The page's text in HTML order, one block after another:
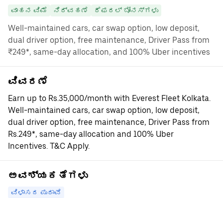
ವಾಹನ ವಿಮೆ ನಿರ್ವಹಣೆ ರೆಫರಲ್ ಬೋನಸ್‌ಗಳು
Well-maintained cars, car swap option, low deposit,
dual driver option, free maintenance, Driver Pass from
₹249*, same-day allocation, and 100% Uber incentives
ವಿವರಣೆ
Earn up to Rs.35,000/month with Everest Fleet Kolkata.
Well-maintained cars, car swap option, low deposit,
dual driver option, free maintenance, Driver Pass from
Rs.249*, same-day allocation and 100% Uber
Incentives. T&C Apply.
ಅವಶ್ಯಕತೆಗಳು
ವಿಳಾಸದ ಪುರಾವೆ